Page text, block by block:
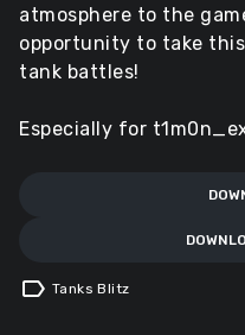
atmosphere to the
opportunity to take
tank battles!
Especially for
label Tanks Blitz